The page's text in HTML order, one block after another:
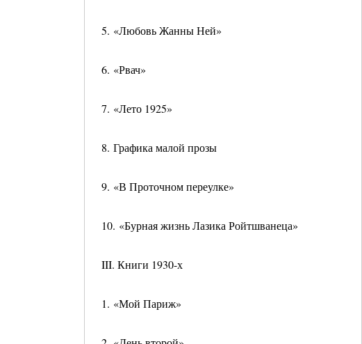
5. «Любовь Жанны Ней»
6. «Рвач»
7. «Лето 1925»
8. Графика малой прозы
9. «В Проточном переулке»
10. «Бурная жизнь Лазика Ройтшванеца»
III. Книги 1930-х
1. «Мой Париж»